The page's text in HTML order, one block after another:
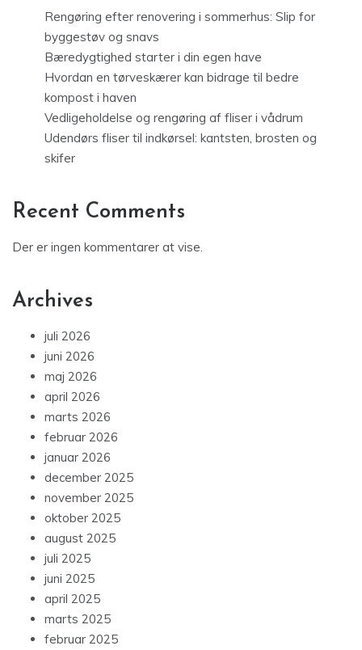
Rengøring efter renovering i sommerhus: Slip for
byggestøv og snavs
Bæredygtighed starter i din egen have
Hvordan en tørveskærer kan bidrage til bedre
kompost i haven
Vedligeholdelse og rengøring af fliser i vådrum
Udendørs fliser til indkørsel: kantsten, brosten og
skifer
Recent Comments
Der er ingen kommentarer at vise.
Archives
juli 2026
juni 2026
maj 2026
april 2026
marts 2026
februar 2026
januar 2026
december 2025
november 2025
oktober 2025
august 2025
juli 2025
juni 2025
april 2025
marts 2025
februar 2025